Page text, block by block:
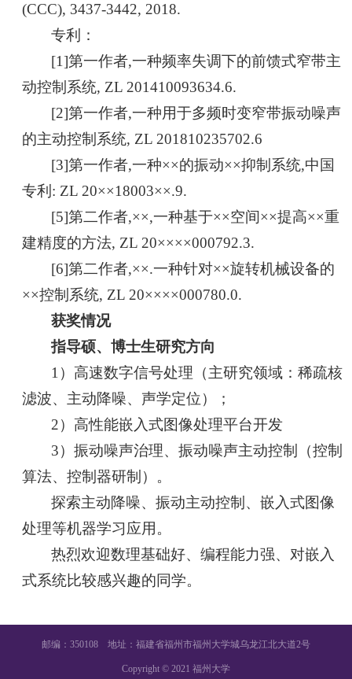
(CCC), 3437-3442, 2018.
专利：
[1]第一作者,一种频率失调下的前馈式窄带主
动控制系统, ZL 201410093634.6.
[2]第一作者,一种用于多频时变窄带振动噪声
的主动控制系统, ZL 201810235702.6
[3]第一作者,一种××的振动××抑制系统,中国
专利: ZL 20××18003××.9.
[5]第二作者,××,一种基于××空间××提高××重
建精度的方法, ZL 20××××000792.3.
[6]第二作者,××.一种针对××旋转机械设备的
××控制系统, ZL 20××××000780.0.
获奖情况
指导硕、博士生研究方向
1）高速数字信号处理（主研究领域：稀疏核
滤波、主动降噪、声学定位）；
2）高性能嵌入式图像处理平台开发
3）振动噪声治理、振动噪声主动控制（控制
算法、控制器研制）。
探索主动降噪、振动主动控制、嵌入式图像
处理等机器学习应用。
热烈欢迎数理基础好、编程能力强、对嵌入
式系统比较感兴趣的同学。
邮编：350108 地址：福建省福州市福州大学城乌龙江北大道2号
Copyright © 2021 福州大学